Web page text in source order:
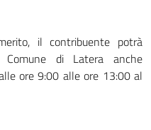
il contribuente potrà
Comune di Latera anche
ore 9:00 alle ore 13:00 al